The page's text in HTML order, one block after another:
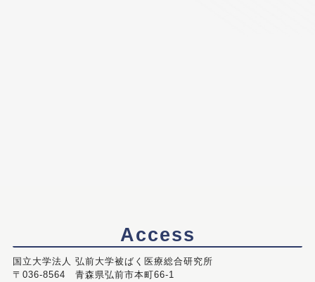
Access
国立大学法人 弘前大学被ばく医療総合研究所
〒036-8564 青森県弘前市本町66-1